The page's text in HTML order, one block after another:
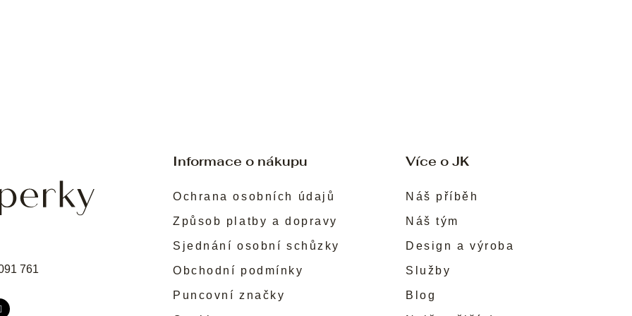
Informace o nákupu
Ochrana osobních údajů
Způsob platby a dopravy
Sjednání osobní schůzky
Obchodní podmínky
Puncovní značky
Více o JK
Náš příběh
Náš tým
Design a výroba
Služby
Blog
761